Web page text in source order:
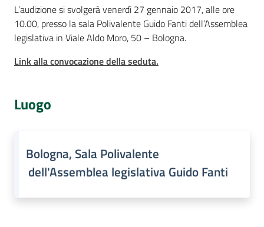
L’audizione si svolgerà venerdì 27 gennaio 2017, alle ore
10.00, presso la sala Polivalente Guido Fanti dell’Assemblea
legislativa in Viale Aldo Moro, 50 – Bologna.
Link alla convocazione della seduta.
Luogo
Bologna, Sala Polivalente
dell'Assemblea legislativa Guido Fanti